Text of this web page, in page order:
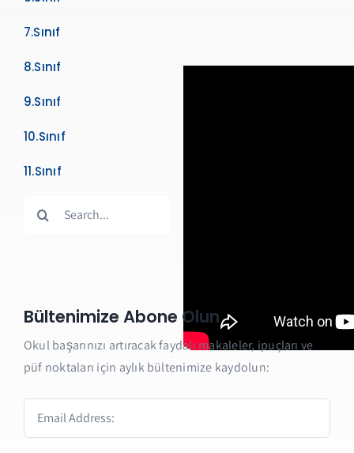
7.Sınıf
8.Sınıf
9.Sınıf
10.Sınıf
11.Sınıf
Bültenimize Abone Olun
Okul başarınızı artıracak faydalı makaleler, ipuçları ve
püf noktaları için aylık bültenimize kaydolun: